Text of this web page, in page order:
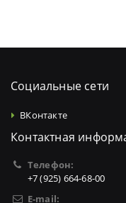
Социальные сети
ВКонтакте
Контактная
Телефон:
+7 (925) 664-68-00
E-mail: